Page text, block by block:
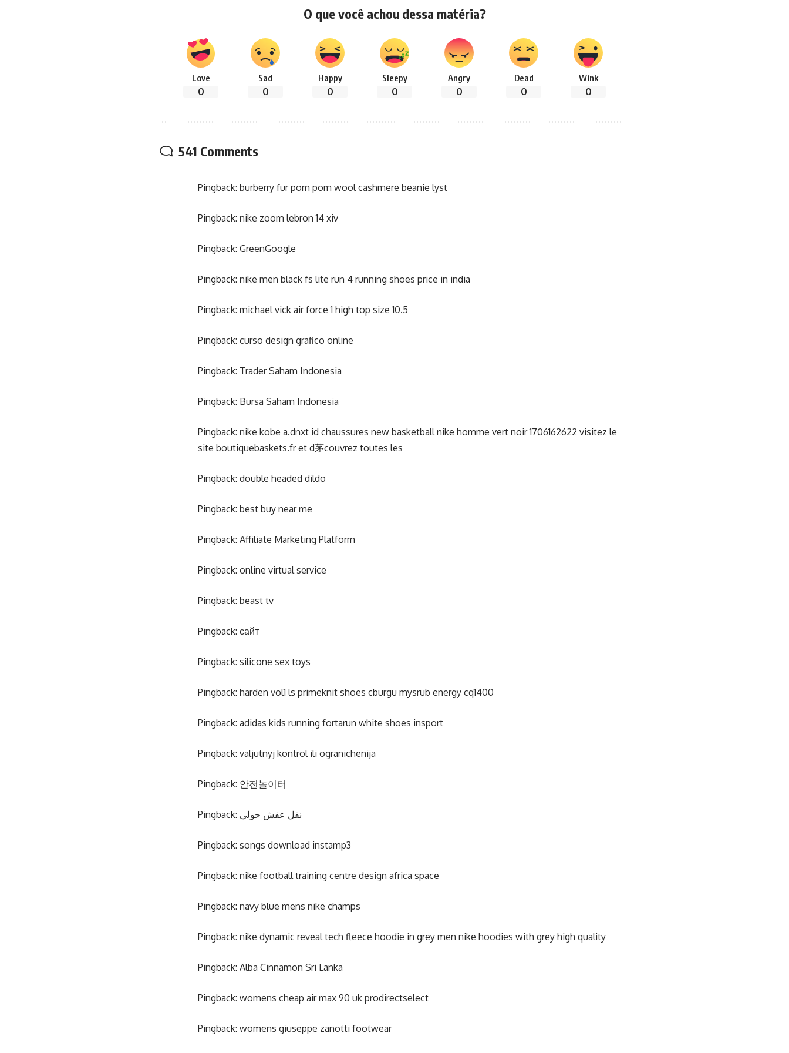
O que você achou dessa matéria?
Love
0
Sad
0
Happy
0
Sleepy
0
Angry
0
Dead
0
Wink
0
541 Comments
Pingback: burberry fur pom pom wool cashmere beanie lyst
Pingback: nike zoom lebron 14 xiv
Pingback: GreenGoogle
Pingback: nike men black fs lite run 4 running shoes price in india
Pingback: michael vick air force 1 high top size 10.5
Pingback: curso design grafico online
Pingback: Trader Saham Indonesia
Pingback: Bursa Saham Indonesia
Pingback: nike kobe a.dnxt id chaussures new basketball nike homme vert noir 1706162622 visitez le
site boutiquebaskets.fr et d茅couvrez toutes les
Pingback: double headed dildo
Pingback: best buy near me
Pingback: Affiliate Marketing Platform
Pingback: online virtual service
Pingback: beast tv
Pingback: сайт
Pingback: silicone sex toys
Pingback: harden vol1 ls primeknit shoes cburgu mysrub energy cq1400
Pingback: adidas kids running fortarun white shoes insport
Pingback: valjutnyj kontrol ili ogranichenija
Pingback: 안전놀이터
Pingback: نقل عفش حولي
Pingback: songs download instamp3
Pingback: nike football training centre design africa space
Pingback: navy blue mens nike champs
Pingback: nike dynamic reveal tech fleece hoodie in grey men nike hoodies with grey high quality
Pingback: Alba Cinnamon Sri Lanka
Pingback: womens cheap air max 90 uk prodirectselect
Pingback: womens giuseppe zanotti footwear